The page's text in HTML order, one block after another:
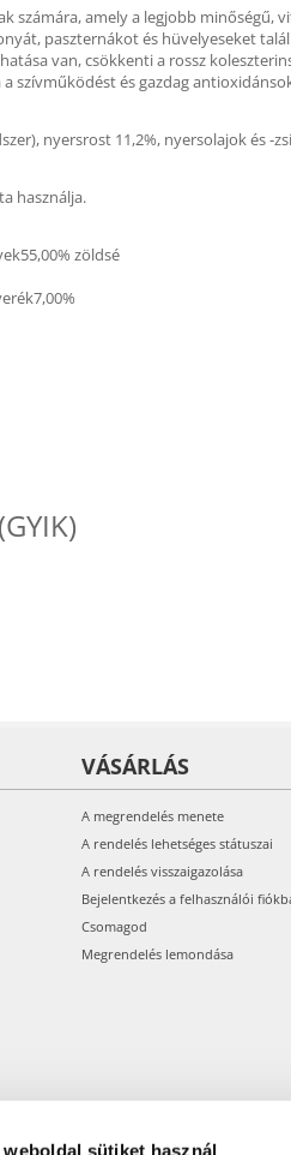
weboldal sütiket használ
számára, amely a legjobb
paszternákot és hüvelyeseket
van, csökkenti a rossz
szívműködést és gazdag
nyersrost 11,2%, nyersolajok és
használja.
zöldsé
VÁSÁRLÁS
A megrendelés menete
A rendelés lehetséges státuszai
A rendelés visszaigazolása
Bejelentkezés a felhasználói
Csomagod
Megrendelés lemondása